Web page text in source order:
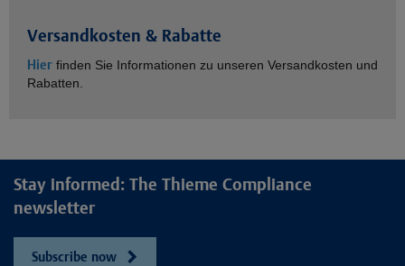
Versandkosten & Rabatte
Hier finden Sie Informationen zu unseren Versandkosten und
Rabatten.
Stay informed: The Thieme Compliance
newsletter
Subscribe now